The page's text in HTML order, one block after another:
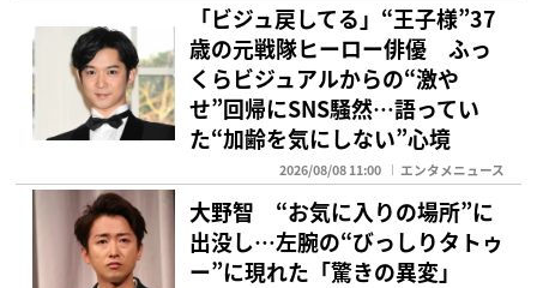
「ビジュ戻してる」“王子様”37
歳の元戦隊ヒーロー俳優 ふっ
くらビジュアルからの“激や
せ”回帰にSNS騒然…語ってい
た“加齢を気にしない”心境
2026/08/08 11:00 エンタメニュース
大野智 “お気に入りの場所”に
出没し…左腕の“びっしりタトゥ
ー”に現れた「驚きの異変」